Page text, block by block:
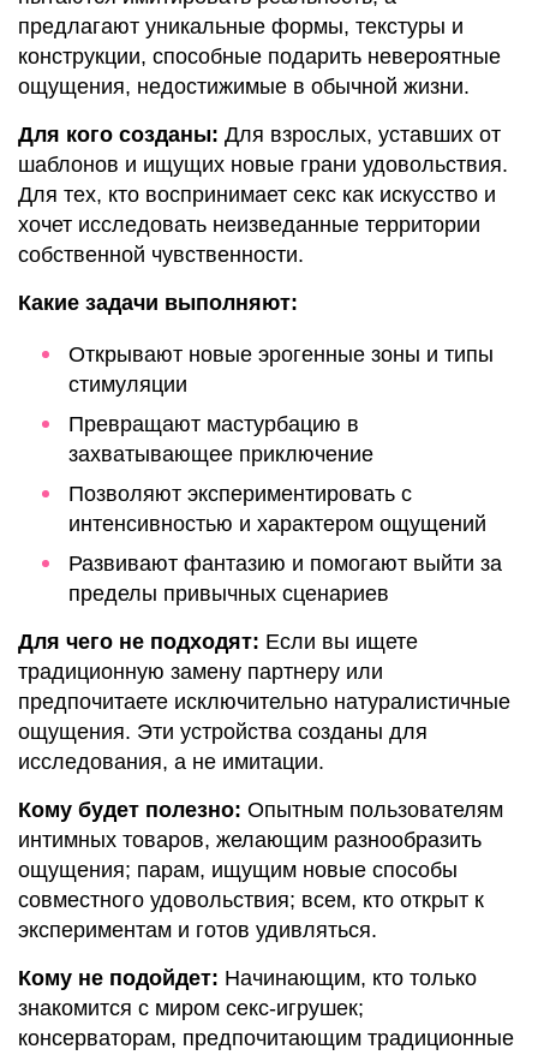
предлагают уникальные формы, текстуры и
конструкции, способные подарить невероятные
ощущения, недостижимые в обычной жизни.
Для кого созданы: Для взрослых, уставших от
шаблонов и ищущих новые грани удовольствия.
Для тех, кто воспринимает секс как искусство и
хочет исследовать неизведанные территории
собственной чувственности.
Какие задачи выполняют:
Открывают новые эрогенные зоны и типы
стимуляции
Превращают мастурбацию в
захватывающее приключение
Позволяют экспериментировать с
интенсивностью и характером ощущений
Развивают фантазию и помогают выйти за
пределы привычных сценариев
Для чего не подходят: Если вы ищете
традиционную замену партнеру или
предпочитаете исключительно натуралистичные
ощущения. Эти устройства созданы для
исследования, а не имитации.
Кому будет полезно: Опытным пользователям
интимных товаров, желающим разнообразить
ощущения; парам, ищущим новые способы
совместного удовольствия; всем, кто открыт к
экспериментам и готов удивляться.
Кому не подойдет: Начинающим, кто только
знакомится с миром секс-игрушек;
консерваторам, предпочитающим традиционные